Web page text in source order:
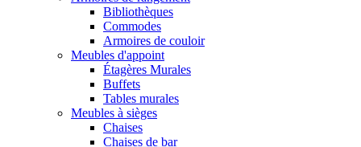
Bibliothèques
Commodes
Armoires de couloir
Meubles d'appoint
Étagères Murales
Buffets
Tables murales
Meubles à sièges
Chaises
Chaises de bar